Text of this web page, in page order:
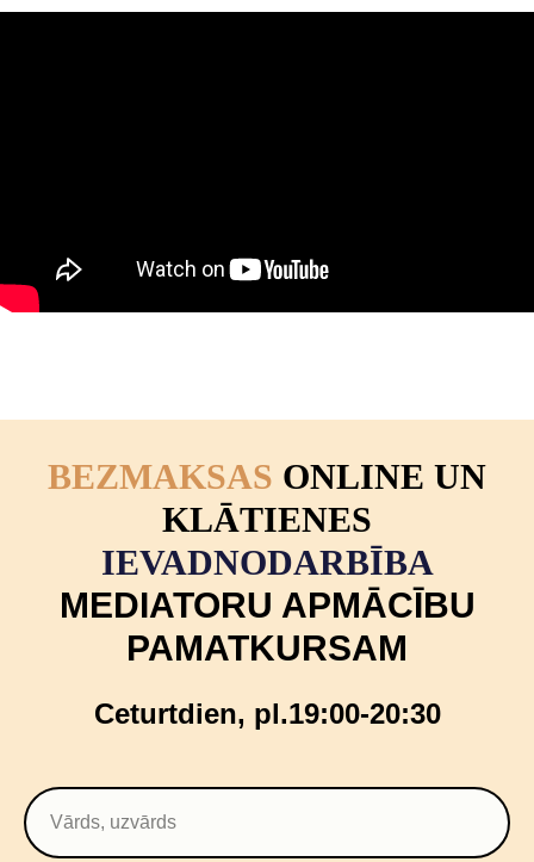
BEZMAKSAS ONLINE UN
KLĀTIENES
IEVADNODARBĪBA
MEDIATORU APMĀCĪBU
PAMATKURSAM
Ceturtdien, pl.19:00-20:30